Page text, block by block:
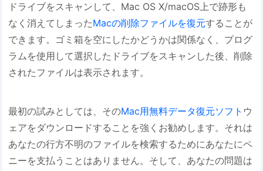
ドライブをスキャンして、Mac OS X/macOS上で跡形も
なく消えてしまったMacの削除ファイルを復元することが
できます。ゴミ箱を空にしたかどうかは関係なく、プログ
ラムを使用して選択したドライブをスキャンした後、削除
されたファイルは表示されます。
最初の試みとしては、そのMac用無料データ復元ソフト ウ
ェアをダウンロードすることを強くお勧めします。それは
あなたの行方不明のファイルを検索するためにあなたにペ
ニーを支払うことはありません。そして、あなたの問題は